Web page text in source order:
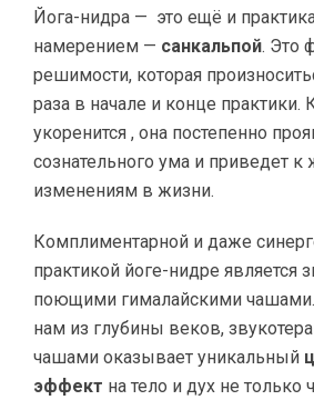
Йога-нидра — это ещё и
намерением — санкальпой. Это
решимости, которая
раза в начале и конце практики.
укоренится , она постепенно
сознательного ума и приведет
изменениям в жизни.
Комплиментарной и даже
практикой йоге-нидре является
поющими гималайскими
нам из глубины веков,
чашами оказывает уникальный
эффект на тело и дух не только